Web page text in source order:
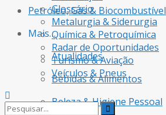
Petróleo, Gás & Biocombustível
Mais…
Atualidades
Bebidas & Alimentos
Beleza & Higiene Pessoal
Glossário
Metalurgia & Siderurgia
Química & Petroquímica
Radar de Oportunidades
Turismo & Aviação
Veículos & Pneus